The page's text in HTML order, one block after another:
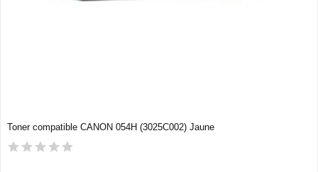
Toner compatible CANON 054H (3025C002) Jaune